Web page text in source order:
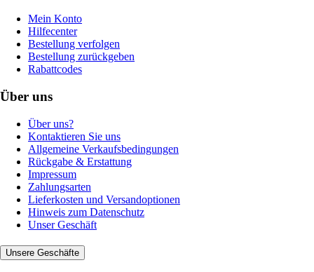
Mein Konto
Hilfecenter
Bestellung verfolgen
Bestellung zurückgeben
Rabattcodes
Über uns
Über uns?
Kontaktieren Sie uns
Allgemeine Verkaufsbedingungen
Rückgabe & Erstattung
Impressum
Zahlungsarten
Lieferkosten und Versandoptionen
Hinweis zum Datenschutz
Unser Geschäft
Unsere Geschäfte